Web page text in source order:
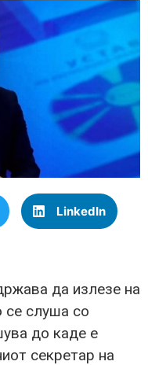
LinkedIn
да излезе на
се слуша со
до каде е
секретар на